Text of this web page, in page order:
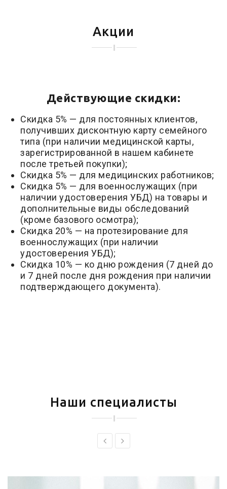
Акции
Действующие скидки:
Скидка 5% — для постоянных клиентов,
получивших дисконтную карту семейного
типа (при наличии медицинской карты,
зарегистрированной в нашем кабинете
после третьей покупки);
Скидка 5% — для медицинских работников;
Скидка 5% — для военнослужащих (при
наличии удостоверения УБД) на товары и
дополнительные виды обследований
(кроме базового осмотра);
Скидка 20% — на протезирование для
военнослужащих (при наличии
удостоверения УБД);
Скидка 10% — ко дню рождения (7 дней до
и 7 дней после дня рождения при наличии
подтверждающего документа).
Наши специалисты